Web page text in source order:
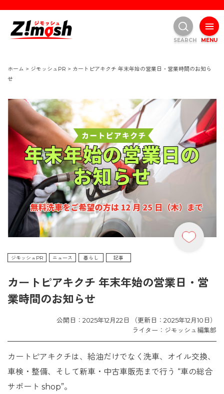
ホーム > ジモッシュPR > カートピアキクチ 年末年始の営業日・営業時間のお知ら
せ
ジモッシュPR ニュース 暮らし 記事
カートピアキクチ 年末年始の営業日・営
業時間のお知らせ
公開日：2025年12月22日 （更新日：2025年12月10日）
ライター：ジモッシュ編集部
カートピアキクチは、給油だけでなく洗車、オイル交換、
車検・整備、そして新車・中古車販売まで行う “車の総合
サポート shop”。
MENU
SEARCH